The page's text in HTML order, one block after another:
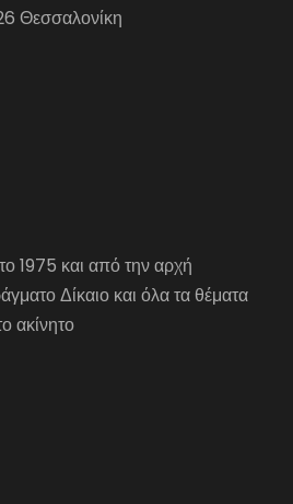
Θεσσαλονίκη
1975 και από την αρχή
Δίκαιο και όλα τα θέματα
ακίνητο